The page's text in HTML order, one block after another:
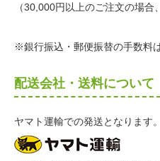
（30,000円以上のご注文の場合
※銀行振込・郵便振替の手数料
配送会社・送料について
ヤマト運輸での発送となります。